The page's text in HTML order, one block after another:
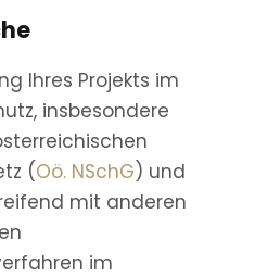
Ihres Projekts im
insbesondere
(Oö. NSchG) und
mit anderen
im